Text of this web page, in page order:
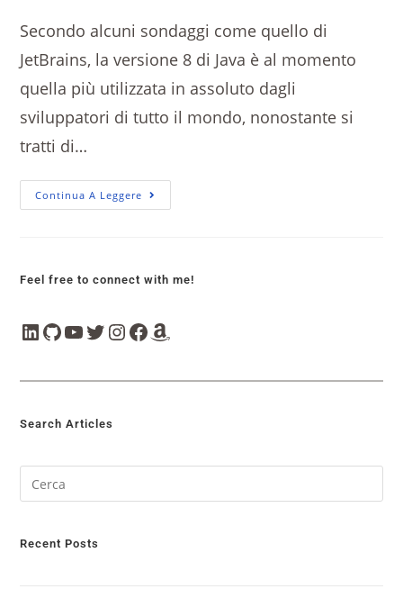
Secondo alcuni sondaggi come quello di
JetBrains, la versione 8 di Java è al momento
quella più utilizzata in assoluto dagli
sviluppatori di tutto il mondo, nonostante si
tratti di…
Continua A Leggere
Feel free to connect with me!
Search Articles
Recent Posts